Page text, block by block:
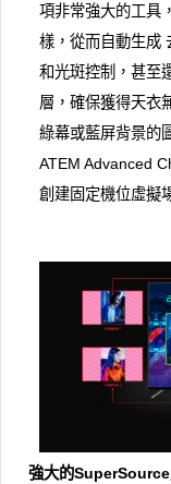
項非常強大的工具
樣，從而自動生成
和光斑控制，甚至
層，確保獲得天衣
綠幕或藍屏背景的
ATEM Advanced
創建固定機位虛擬
強大的SuperSource